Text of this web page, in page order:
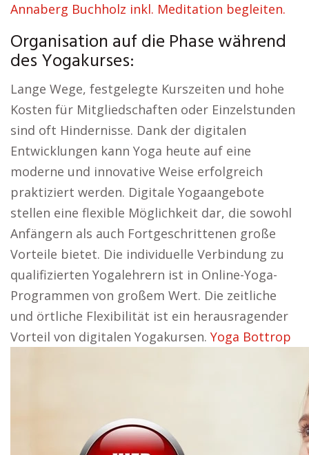
Annaberg Buchholz inkl. Meditation begleiten.
Organisation auf die Phase während
des Yogakurses:
Lange Wege, festgelegte Kurszeiten und hohe
Kosten für Mitgliedschaften oder Einzelstunden
sind oft Hindernisse. Dank der digitalen
Entwicklungen kann Yoga heute auf eine
moderne und innovative Weise erfolgreich
praktiziert werden. Digitale Yogaangebote
stellen eine flexible Möglichkeit dar, die sowohl
Anfängern als auch Fortgeschrittenen große
Vorteile bietet. Die individuelle Verbindung zu
qualifizierten Yogalehrern ist in Online-Yoga-
Programmen von großem Wert. Die zeitliche
und örtliche Flexibilität ist ein herausragender
Vorteil von digitalen Yogakursen. Yoga Bottrop